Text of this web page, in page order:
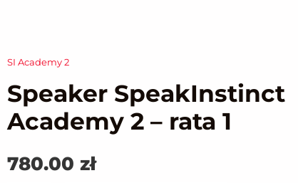
SI Academy 2
Speaker SpeakInstinct
Academy 2 – rata 1
780.00zł
ilość
Speaker
SpeakInstinct
Academy
2